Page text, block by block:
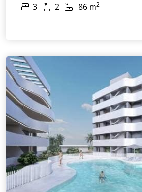
3
2 86 m2